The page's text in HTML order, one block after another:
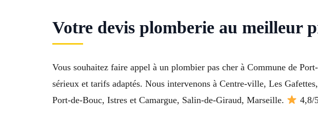
Votre devis plomberie au meilleur
Vous souhaitez faire appel à un plombier pas cher à Commune de
sérieux et tarifs adaptés. Nous intervenons à Centre-ville, Les
Port-de-Bouc, Istres et Camargue, Salin-de-Giraud, Marseille.
4,8/